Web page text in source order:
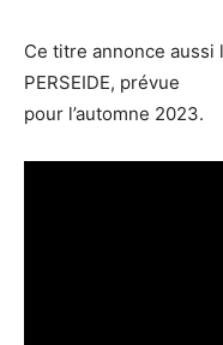
Ce titre annonce
PERSEIDE, prévue
pour l’automne 2023.